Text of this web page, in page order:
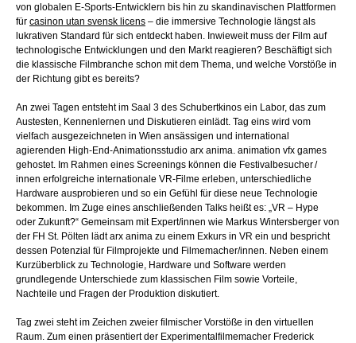
von globalen E-Sports-Entwicklern bis hin zu skandinavischen Plattformen
für casinon utan svensk licens – die immersive Technologie längst als
lukrativen Standard für sich entdeckt haben. Inwieweit muss der Film auf
technologische Entwicklungen und den Markt reagieren? Beschäftigt sich
die klassische Filmbranche schon mit dem Thema, und welche Vorstöße in
der Richtung gibt es bereits?
An zwei Tagen entsteht im Saal 3 des Schubertkinos ein Labor, das zum
Austesten, Kennenlernen und Diskutieren einlädt. Tag eins wird vom
vielfach ausgezeichneten in Wien ansässigen und international
agierenden High-End-Animationsstudio arx anima. animation vfx games
gehostet. Im Rahmen eines Screenings können die Festivalbesucher /
innen erfolgreiche internationale VR-Filme erleben, unterschiedliche
Hardware ausprobieren und so ein Gefühl für diese neue Technologie
bekommen. Im Zuge eines anschließenden Talks heißt es: „VR – Hype
oder Zukunft?“ Gemeinsam mit Expert/innen wie Markus Wintersberger von
der FH St. Pölten lädt arx anima zu einem Exkurs in VR ein und bespricht
dessen Potenzial für Filmprojekte und Filmemacher/innen. Neben einem
Kurzüberblick zu Technologie, Hardware und Software werden
grundlegende Unterschiede zum klassischen Film sowie Vorteile,
Nachteile und Fragen der Produktion diskutiert.
Tag zwei steht im Zeichen zweier filmischer Vorstöße in den virtuellen
Raum. Zum einen präsentiert der Experimentalfilmemacher Frederick